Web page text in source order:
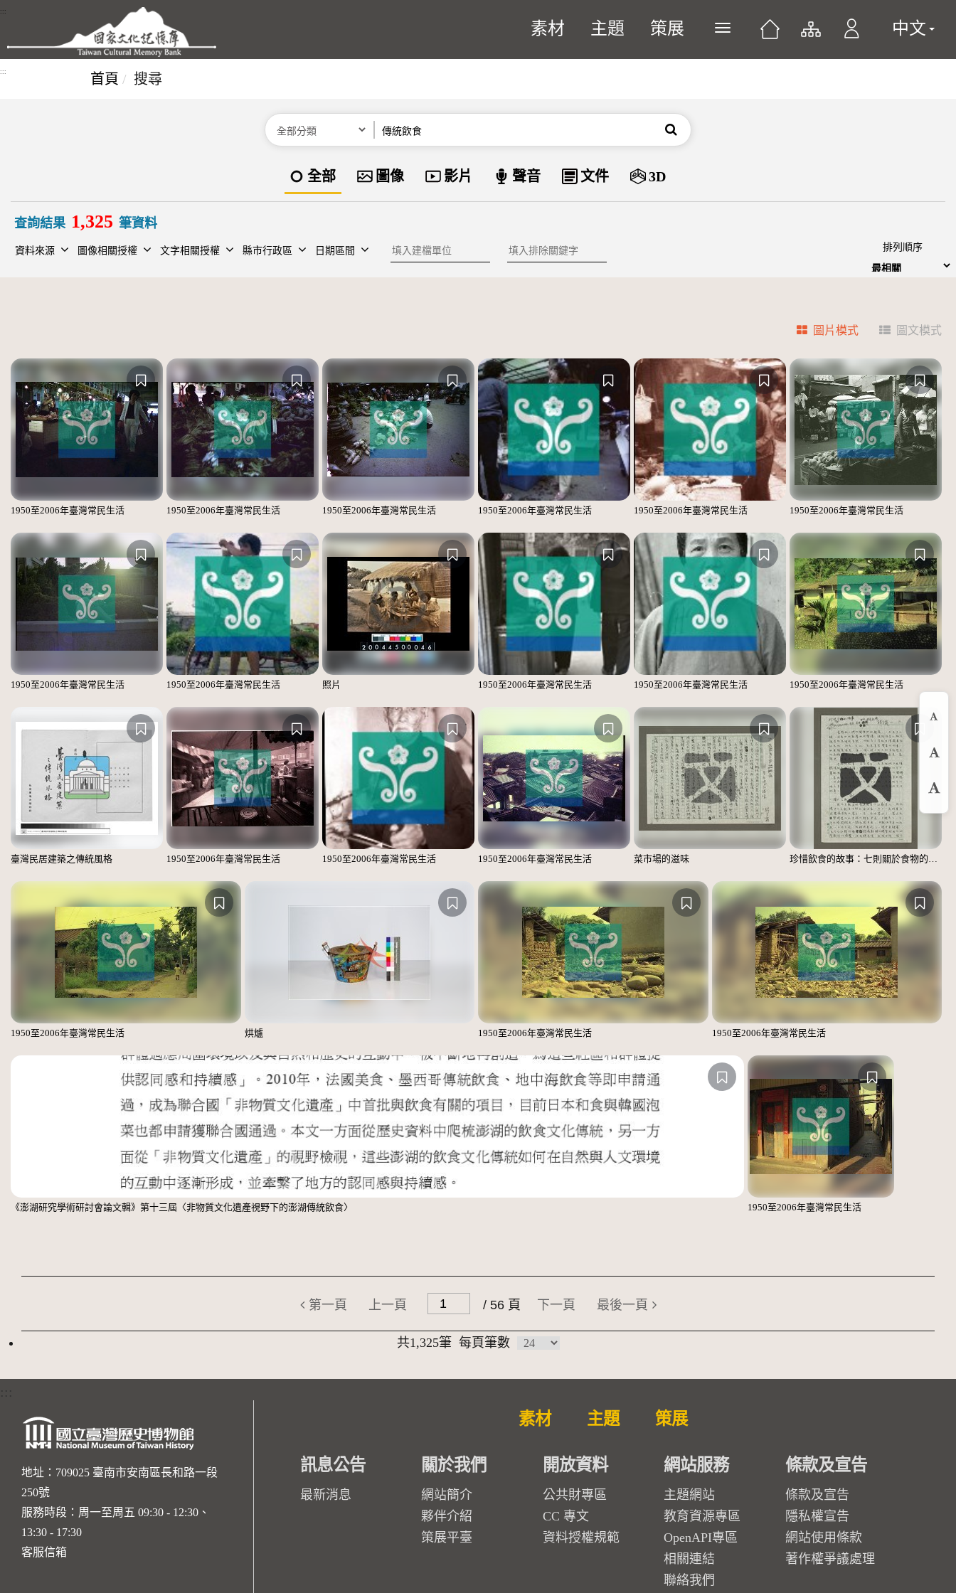
跳到主要內容區塊
:::
素材 主題 策展 展開或關閉主選單 中文
::: 首頁 搜尋
分類 搜尋
資料類型
全部 圖像 影片 聲音 文件 3D
查詢結果 1,325 筆資料
資料來源 圖像相關授權 文字相關授權 縣市行政區 日期區間 建檔單位 排除關鍵字 排列順序
圖片模式 圖文模式
1950至2006年臺灣常民生活 1950至2006年臺灣常民生活 1950至2006年臺灣常民生活 1950至2006年臺灣常民生活 1950至2006年臺灣常民生活 1950至2006年臺灣常民生活
1950至2006年臺灣常民生活 1950至2006年臺灣常民生活 照片 1950至2006年臺灣常民生活 1950至2006年臺灣常民生活 1950至2006年臺灣常民生活
臺灣民居建築之傳統風格 1950至2006年臺灣常民生活 1950至2006年臺灣常民生活 1950至2006年臺灣常民生活 菜市場的滋味 珍惜飲食的故事：七則關於食物的個人、家庭、家族、社會、國族記憶
1950至2006年臺灣常民生活 烘爐 1950至2006年臺灣常民生活 1950至2006年臺灣常民生活
《澎湖研究學術研討會論文輯》第十三屆〈非物質文化遺產視野下的澎湖傳統飲食〉 1950至2006年臺灣常民生活
第一頁 上一頁 / 56 頁 下一頁 最後一頁
共1,325筆 每頁筆數
放
:::
地址：709025 臺南市安南區長和路一段
250號
服務時段：周一至周五 09:30 - 12:30、
13:30 - 17:30
客服信箱
素材 主題 策展
訊息公告
最新消息
關於我們
網站簡介
夥伴介紹
策展平臺
開放資料
公共財專區
CC 專文
資料授權規範
網站服務
主題網站
教育資源專區
OpenAPI專區
相關連結
聯絡我們
條款及宣告
條款及宣告
隱私權宣告
網站使用條款
著作權爭議處理